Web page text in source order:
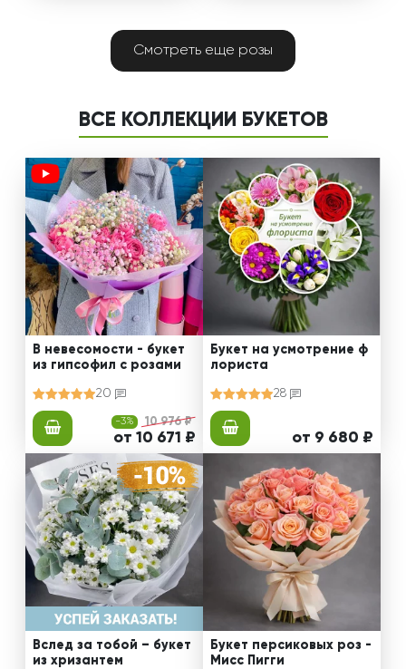
Смотреть еще розы
ВСЕ КОЛЛЕКЦИИ БУКЕТОВ
В невесомости - букет
из гипсофил с розами
20
-3% 10 976 ₽
от 10 671 ₽
Букет на усмотрение ф
лориста
28
от 9 680 ₽
Вслед за тобой – букет
из хризантем
Букет персиковых роз -
Мисс Пигги